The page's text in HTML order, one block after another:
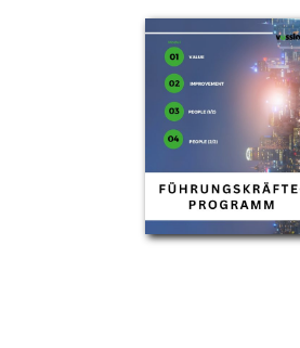
Partner
Über uns